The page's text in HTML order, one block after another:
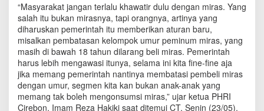
a
d
e
n
g
a
n
A
l
k
“Masyarakat jangan terlalu khawatir dulu dengan miras. Yang
salah itu bukan mirasnya, tapi orangnya, artinya yang
diharuskan pemerintah itu memberikan aturan baru,
misalkan pembatasan kelompok umur peminum miras, yang
masih di bawah 18 tahun dilarang beli miras. Pemerintah
harus lebih mengawasi itunya, selama ini kita fine-fine aja
jika memang pemerintah nantinya membatasi pembeli miras
dengan umur, segmen kita kan bukan anak-anak yang
memang tak boleh mengonsumsi miras,” ujar ketua PHRI
Cirebon, Imam Reza Hakiki saat ditemui CT, Senin (23/05).